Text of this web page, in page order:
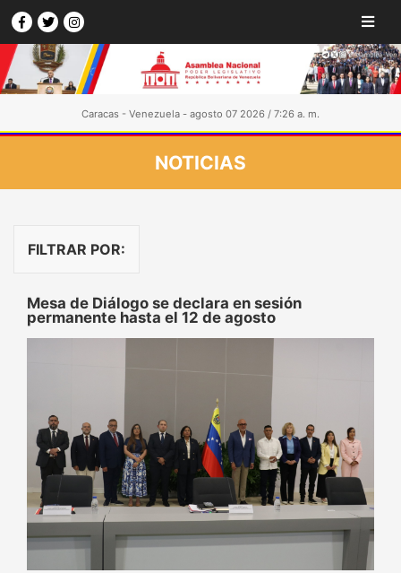
Caracas - Venezuela - agosto 07 2026 / 7:26 a. m.
NOTICIAS
FILTRAR POR:
Mesa de Diálogo se declara en sesión
permanente hasta el 12 de agosto